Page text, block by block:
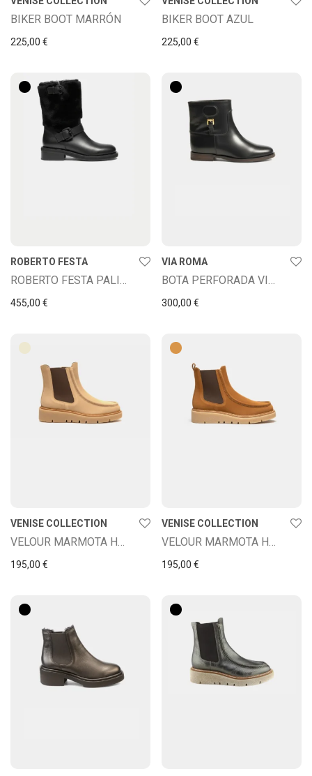
BIKER BOOT MARRÓN
225,00 €
BIKER BOOT AZUL
225,00 €
ROBERTO FESTA
ROBERTO FESTA PALIMA
455,00 €
VIA ROMA
BOTA PERFORADA VIA ROMA
300,00 €
VENISE COLLECTION
195,00 €
VENISE COLLECTION
195,00 €